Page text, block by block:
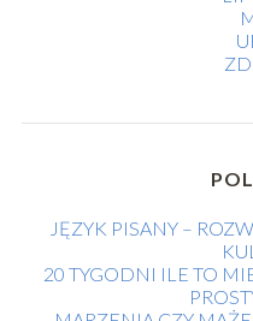
JĘZYK PISANY –
20 TYGODNI ILE TO